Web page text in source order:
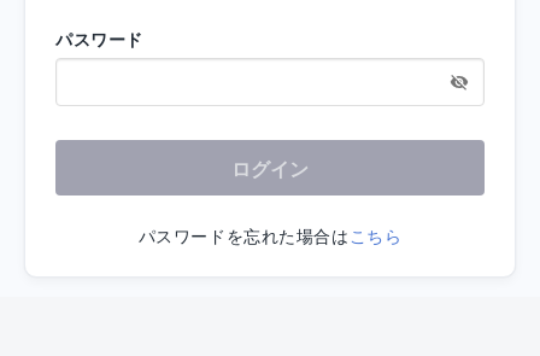
パスワード
ログイン
パスワードを忘れた場合はこちら